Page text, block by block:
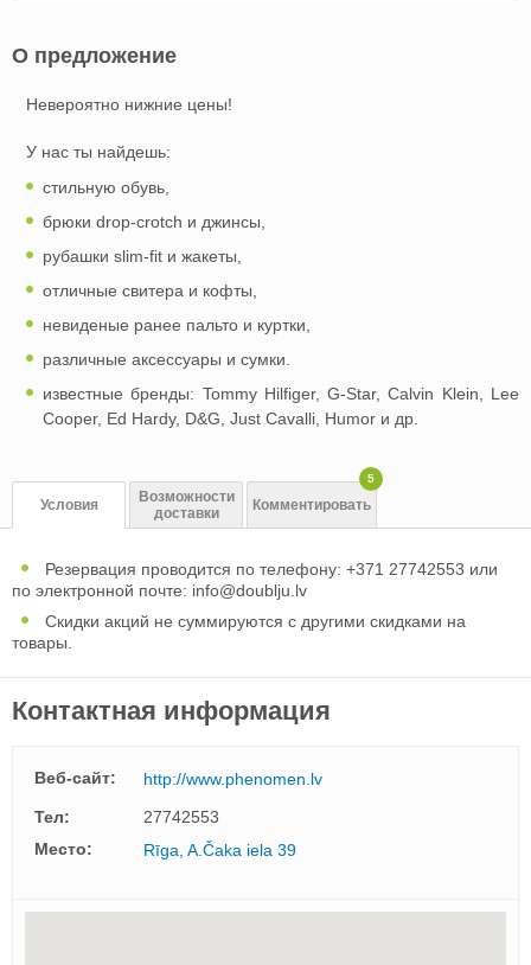
О предложение
Невероятно нижние цены!
У нас ты найдешь:
стильную обувь,
брюки drop-crotch и джинсы,
рубашки slim-fit и жакеты,
отличные свитера и кофты,
невиденые ранее пальто и куртки,
различные аксессуары и сумки.
известные бренды: Tommy Hilfiger, G-Star, Calvin Klein, Lee
Cooper, Ed Hardy, D&G, Just Cavalli, Humor и др.
Условия
Возможности
доставки
Комментировать
5
Резервация проводится по телефону: +371 27742553 или
по электронной почте: info@doublju.lv
Скидки акций не суммируются с другими скидками на
товары.
Контактная информация
Веб-сайт:
http://www.phenomen.lv
Тел:
27742553
Mесто:
Rīga, A.Čaka iela 39